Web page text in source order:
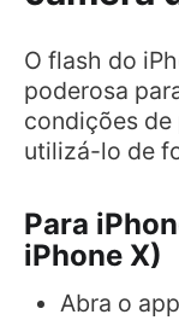
O flash do
poderosa
condições de
utilizá-lo de
Para
iPhone X)
Abra o